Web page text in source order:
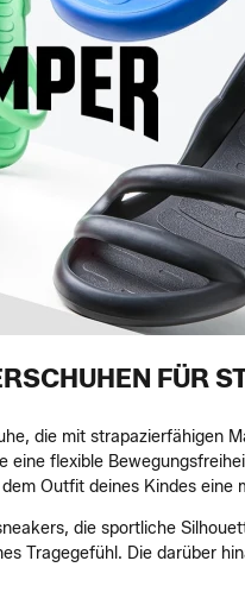
FÜR
die mit strapazierfähigen
flexible
Outfit deines Kindes eine
die sportliche
Tragegefühl. Die darüber